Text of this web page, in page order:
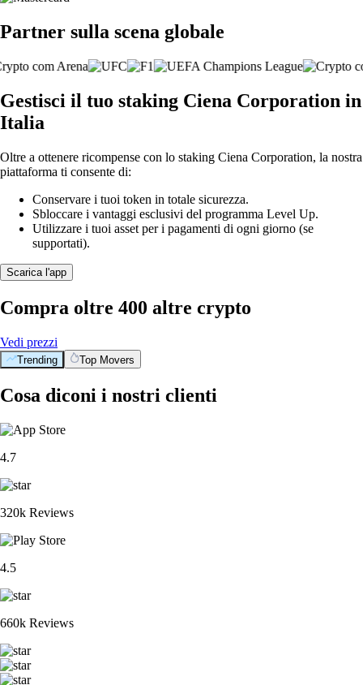
Partner sulla scena globale
Gestisci il tuo staking Ciena Corporation in
Italia
Oltre a ottenere ricompense con lo staking Ciena Corporation, la nostra
piattaforma ti consente di:
Conservare i tuoi token in totale sicurezza.
Sbloccare i vantaggi esclusivi del programma Level Up.
Utilizzare i tuoi asset per i pagamenti di ogni giorno (se
supportati).
Scarica l'app
Compra oltre 400 altre crypto
Vedi prezzi
Trending Top Movers
Cosa diconi i nostri clienti
4.7
320k Reviews
4.5
660k Reviews